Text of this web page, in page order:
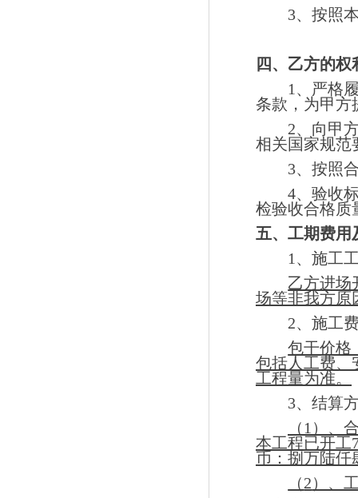
3、按照
四、乙方的权
1 、严格
条款，为甲方
2、向甲
相关国家规范
3、按照
4、验收
检验收合格质
五、工期费用
1 、施工
乙方进场
场等非我方原
2、施工
包干价
包括人工费、
工程量为准。
3、结算
（ 1 ）、
本工程已开工
币：捌万陆仟
（2）、